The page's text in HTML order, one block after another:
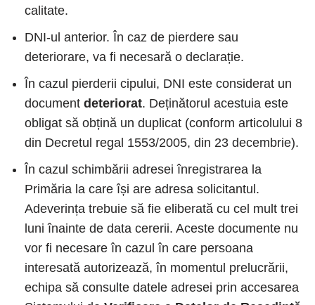
calitate.
DNI-ul anterior. În caz de pierdere sau
deteriorare, va fi necesară o declarație.
În cazul pierderii cipului, DNI este considerat un
document deteriorat. Deținătorul acestuia este
obligat să obțină un duplicat (conform articolului 8
din Decretul regal 1553/2005, din 23 decembrie).
În cazul schimbării adresei înregistrarea la
Primăria la care își are adresa solicitantul.
Adeverința trebuie să fie eliberată cu cel mult trei
luni înainte de data cererii. Aceste documente nu
vor fi necesare în cazul în care persoana
interesată autorizează, în momentul prelucrării,
echipa să consulte datele adresei prin accesarea